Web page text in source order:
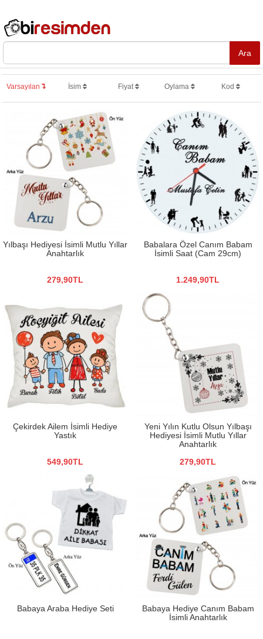
Varsayılan İsim Fiyat Oylama Kod
Yılbaşı Hediyesi İsimli Mutlu Yıllar
Anahtarlık
279,90TL
Babalara Özel Canım Babam
İsimli Saat (Cam 29cm)
1.249,90TL
Çekirdek Ailem İsimli Hediye
Yastık
549,90TL
Yeni Yılın Kutlu Olsun Yılbaşı
Hediyesi İsimli Mutlu Yıllar
Anahtarlık
279,90TL
Babaya Araba Hediye Seti
Babaya Hediye Canım Babam
İsimli Anahtarlık